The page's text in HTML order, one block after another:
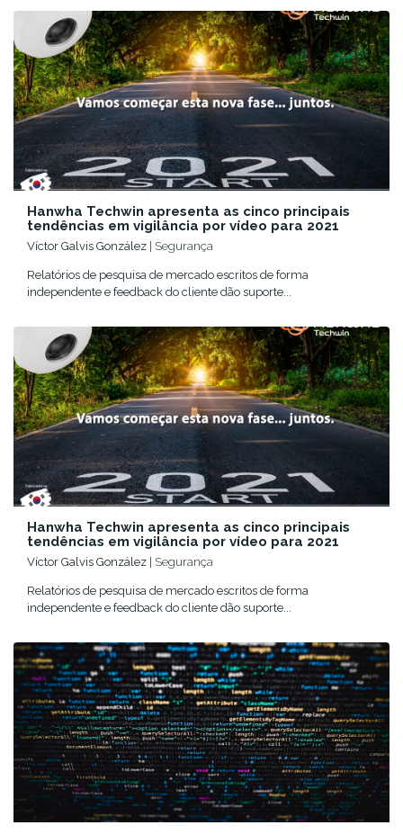
Hanwha Techwin apresenta as cinco principais
tendências em vigilância por vídeo para 2021
Víctor Galvis González | Segurança
Relatórios de pesquisa de mercado escritos de forma
independente e feedback do cliente dão suporte...
Hanwha Techwin apresenta as cinco principais
tendências em vigilância por vídeo para 2021
Víctor Galvis González | Segurança
Relatórios de pesquisa de mercado escritos de forma
independente e feedback do cliente dão suporte...